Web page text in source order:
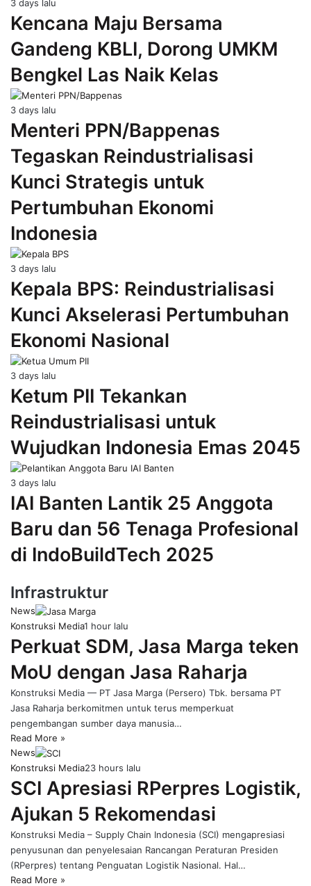
3 days lalu
Kencana Maju Bersama
Gandeng KBLI, Dorong UMKM
Bengkel Las Naik Kelas
3 days lalu
Menteri PPN/Bappenas
Tegaskan Reindustrialisasi
Kunci Strategis untuk
Pertumbuhan Ekonomi
Indonesia
3 days lalu
Kepala BPS: Reindustrialisasi
Kunci Akselerasi Pertumbuhan
Ekonomi Nasional
3 days lalu
Ketum PII Tekankan
Reindustrialisasi untuk
Wujudkan Indonesia Emas 2045
3 days lalu
IAI Banten Lantik 25 Anggota
Baru dan 56 Tenaga Profesional
di IndoBuildTech 2025
Infrastruktur
News
Konstruksi Media1 hour lalu
Perkuat SDM, Jasa Marga teken
MoU dengan Jasa Raharja
Konstruksi Media — PT Jasa Marga (Persero) Tbk. bersama PT
Jasa Raharja berkomitmen untuk terus memperkuat
pengembangan sumber daya manusia…
Read More »
News
Konstruksi Media23 hours lalu
SCI Apresiasi RPerpres Logistik,
Ajukan 5 Rekomendasi
Konstruksi Media – Supply Chain Indonesia (SCI) mengapresiasi
penyusunan dan penyelesaian Rancangan Peraturan Presiden
(RPerpres) tentang Penguatan Logistik Nasional. Hal…
Read More »